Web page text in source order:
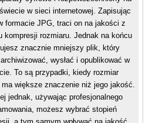
w sieci internetowej. Zapisując
formacie JPG, traci on na jakości z
kompresji rozmiaru. Jednak na końcu
znacznie mniejszy plik, który
wysłać i opublikować w
To są przypadki, kiedy rozmiar
ma większe znaczenie niż jego jakość.
jednak, używając profesjonalnego
możesz wybrać stopień